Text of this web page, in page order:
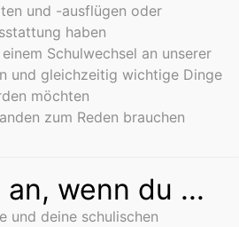
und -ausflügen oder
haben
Schulwechsel an unserer
und gleichzeitig wichtige Dinge
möchten
zum Reden brauchen
wenn du ...
und deine schulischen